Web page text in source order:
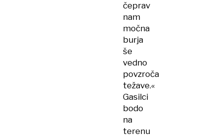
čeprav
nam
močna
burja
še
vedno
povzroča
težave.«
Gasilci
bodo
na
terenu